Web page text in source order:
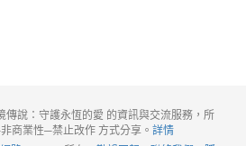
傳說：守護永恆的愛 的資訊與交流服務，所
商業性─禁止改作 方式分享。 詳情